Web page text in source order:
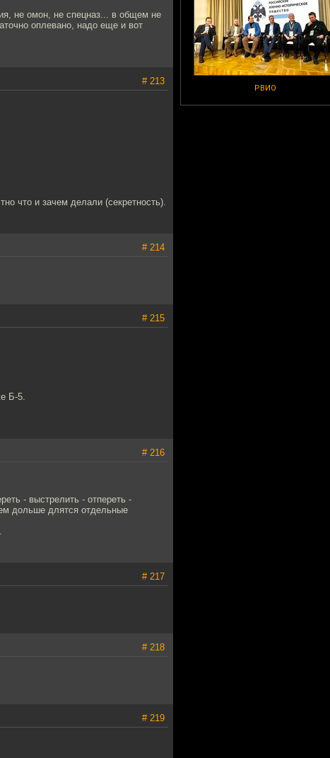
РВИО
не омон, не спецназ... в общем не
оплевано, надо еще и вот
# 213
что и зачем делали (секретность).
# 214
# 215
Б-5.
# 216
- выстрелить - отпереть -
дольше длятся отдельные
# 217
# 218
# 219